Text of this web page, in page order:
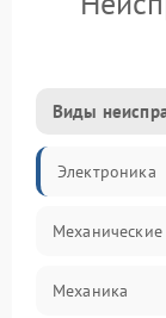
Виды
Электроника
Механика